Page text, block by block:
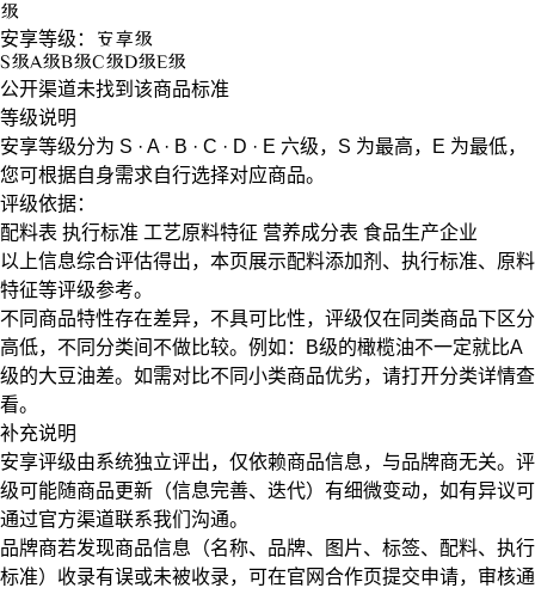
级
安享等级： 安享级
S级A级B级C级D级E级
公开渠道未找到该商品标准
等级说明
安享等级分为 S · A · B · C · D · E 六级， S 为最高， E 为最低，
您可根据自身需求自行选择对应商品。
评级依据：
配料表 执行标准 工艺原料特征 营养成分表 食品生产企业
以上信息综合评估得出，本页展示配料添加剂 、 执行标准、 原料
特征等评级参考。
不同商品特性存在差异，不具可比性，评级仅在 同类商品下区分
高低，不同分类间不做比较。例如：B级的橄榄油不一定就比A
级的大豆油差。如需对比不同小类商品优劣，请打开分类详情查
看。
补充说明
安享评级由系统独立评出，仅依赖商品信息， 与品牌商无关。评
级可能随商品更新（信息完善、迭代）有细微变动，如有异议可
通过官方渠道联系我们沟通。
品牌商若发现商品信息（名称、品牌、图片、标签、配料、执行
标准）收录有误或未被收录，可在官网合作页提交申请，审核通